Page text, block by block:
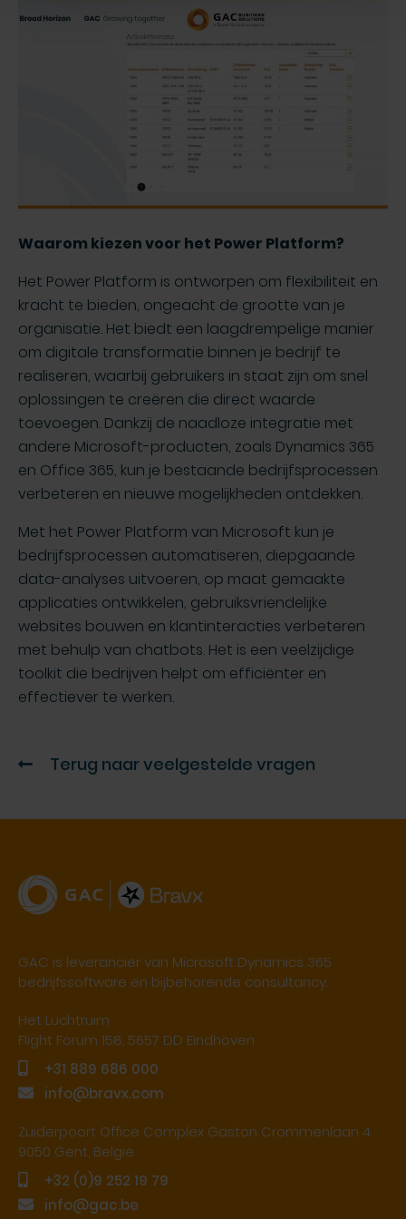
Waarom kiezen voor het Power Platform?
Het Power Platform is ontworpen om flexibiliteit en
kracht te bieden, ongeacht de grootte van je
organisatie. Het biedt een laagdrempelige manier
om digitale transformatie binnen je bedrijf te
realiseren, waarbij gebruikers in staat zijn om snel
oplossingen te creëren die direct waarde
toevoegen. Dankzij de naadloze integratie met
andere Microsoft-producten, zoals Dynamics 365
en Office 365, kun je bestaande bedrijfsprocessen
verbeteren en nieuwe mogelijkheden ontdekken.
Met het Power Platform van Microsoft kun je
bedrijfsprocessen automatiseren, diepgaande
data-analyses uitvoeren, op maat gemaakte
applicaties ontwikkelen, gebruiksvriendelijke
websites bouwen en klantinteracties verbeteren
met behulp van chatbots. Het is een veelzijdige
toolkit die bedrijven helpt om efficiënter en
effectiever te werken.
Terug naar veelgestelde vragen
GAC is leverancier van Microsoft Dynamics 365
bedrijfssoftware en bijbehorende consultancy.
Het Luchtruim
Flight Forum 158, 5657 DD Eindhoven
+31 889 686 000
info@bravx.com
Zuiderpoort Office Complex Gaston Crommenlaan 4
9050 Gent, België
+32 (0)9 252 19 79
info@gac.be